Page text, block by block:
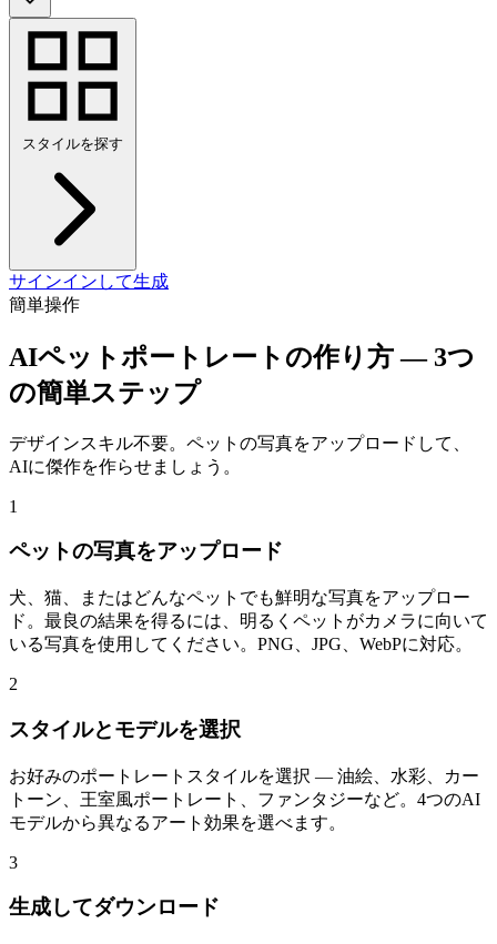
スタイルを探す
サインインして生成
簡単操作
AIペットポートレートの作り方 — 3つ
の簡単ステップ
デザインスキル不要。ペットの写真をアップロードして、
AIに傑作を作らせましょう。
1
ペットの写真をアップロード
犬、猫、またはどんなペットでも鮮明な写真をアップロー
ド。最良の結果を得るには、明るくペットがカメラに向いて
いる写真を使用してください。PNG、JPG、WebPに対応。
2
スタイルとモデルを選択
お好みのポートレートスタイルを選択 — 油絵、水彩、カー
トーン、王室風ポートレート、ファンタジーなど。4つのAI
モデルから異なるアート効果を選べます。
3
生成してダウンロード